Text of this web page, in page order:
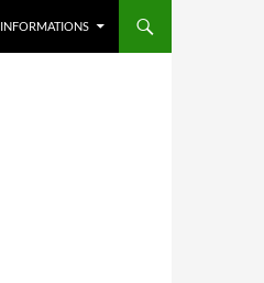
INFORMATIONS